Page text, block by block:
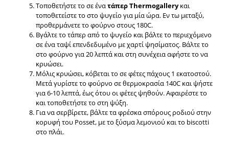
Τοποθετήστε το σε ένατάπερ Thermogalleryκαι
τοποθετείστε το στο ψυγείο για μία ώρα. Εν τω μεταξύ,
προθερμάνετε το φούρνο στους 180C.
Βγάλτε το τάπερ από το ψυγείο και βάλτε το περιεχόμενο
σε ένα ταψί επενδεδυμένο με χαρτί ψησίματος. Βάλτε το
στο φούρνο για 20 λεπτά και στη συνέχεια αφήστε το να
κρυώσει.
Μόλις κρυώσει, κόβεται το σε φέτες πάχους 1 εκατοστού.
Μετά γυρίστε το φούρνο σε θερμοκρασία 140C και ψήστε
για 6-10 λεπτά, έως ότου οι φέτες ψηθούν. Αφαιρέστε το
και τοποθετήστε το στη ψύξη.
Για να σερβίρετε, βάλτε τα φρέσκα σπόρους ροδιού στην
κορυφή του Posset, με το ξύσμα λεμονιού και τo biscotti
στο πλάι.